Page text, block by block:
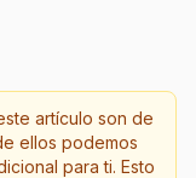
artículo son de
ellos podemos
para ti. Esto